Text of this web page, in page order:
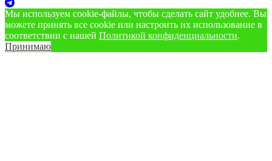
Мы используем cookie‑файлы, чтобы сделать сайт удобнее. Вы
можете принять все cookie или настроить их использование в
соответствии с нашей Политикой конфиденциальности.
Принимаю